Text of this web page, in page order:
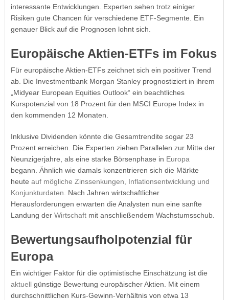
interessante Entwicklungen. Experten sehen trotz einiger
Risiken gute Chancen für verschiedene ETF-Segmente. Ein
genauer Blick auf die Prognosen lohnt sich.
Europäische Aktien-ETFs im Fokus
Für europäische Aktien-ETFs zeichnet sich ein positiver Trend
ab. Die Investmentbank Morgan Stanley prognostiziert in ihrem
„Midyear European Equities Outlook“ ein beachtliches
Kurspotenzial von 18 Prozent für den MSCI Europe Index in
den kommenden 12 Monaten.
Inklusive Dividenden könnte die Gesamtrendite sogar 23
Prozent erreichen. Die Experten ziehen Parallelen zur Mitte der
Neunzigerjahre, als eine starke Börsenphase in Europa
begann. Ähnlich wie damals konzentrieren sich die Märkte
heute auf mögliche Zinssenkungen, Inflationsentwicklung und
Konjunkturdaten . Nach Jahren wirtschaftlicher
Herausforderungen erwarten die Analysten nun eine sanfte
Landung der Wirtschaftmit anschließendem Wachstumsschub.
Bewertungsaufholpotenzial für
Europa
Ein wichtiger Faktor für die optimistische Einschätzung ist die
aktuellgünstige Bewertung europäischer Aktien. Mit einem
durchschnittlichen Kurs-Gewinn-Verhältnis von etwa 13